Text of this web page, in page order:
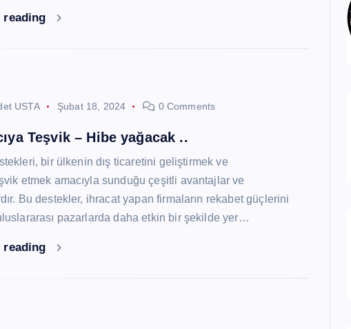
reading
USTA Şubat 18, 2024 0 Comments
Teşvik – Hibe yağacak ..
bir ülkenin dış ticaretini geliştirmek ve
etmek amacıyla sunduğu çeşitli avantajlar ve
Bu destekler, ihracat yapan firmaların rekabet güçlerini
pazarlarda daha etkin bir şekilde yer…
reading